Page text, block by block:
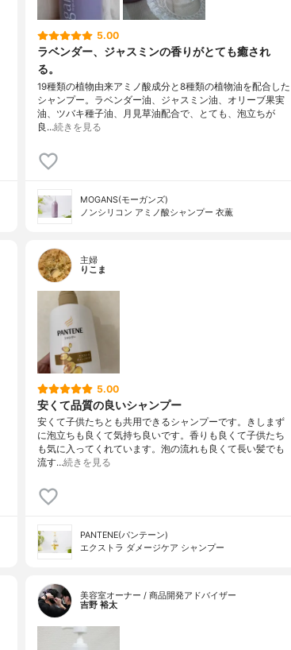
5.00
ラベンダー、ジャスミンの香りがとても癒され
る。
19種類の植物由来アミノ酸成分と8種類の植物油を配合した
シャンプー。ラベンダー油、ジャスミン油、オリーブ果実
油、ツバキ種子油、月見草油配合で、とても、泡立ちが
良…続きを見る
MOGANS(モーガンズ)
ノンシリコン アミノ酸シャンプー 衣薫
主婦
りこま
5.00
安くて品質の良いシャンプー
安くて子供たちとも共用できるシャンプーです。きしまず
に泡立ちも良くて気持ち良いです。香りも良くて子供たち
も気に入ってくれています。泡の流れも良くて長い髪でも
流す…続きを見る
PANTENE(パンテーン)
エクストラ ダメージケア シャンプー
美容室オーナー / 商品開発アドバイザー
吉野 裕太